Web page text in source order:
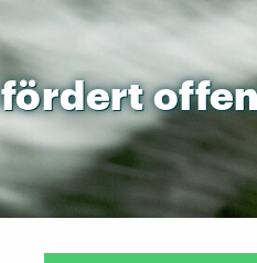
fördert